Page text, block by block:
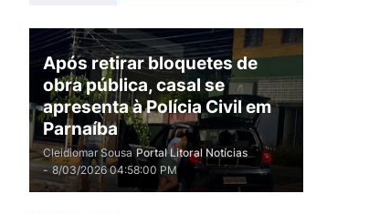
Após retirar bloquetes de
obra pública, casal se
apresenta à Polícia Civil em
Parnaíba
Cleidiomar Sousa Portal Litoral Notícias
- 8/03/2026 04:58:00 PM